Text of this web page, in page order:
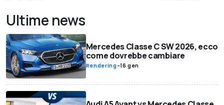
Ultime news
Mercedes Classe C SW 2026, ecco
come dovrebbe cambiare
Rendering-16 gen